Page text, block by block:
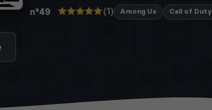
n°49 (1) Among Us Call of Duty